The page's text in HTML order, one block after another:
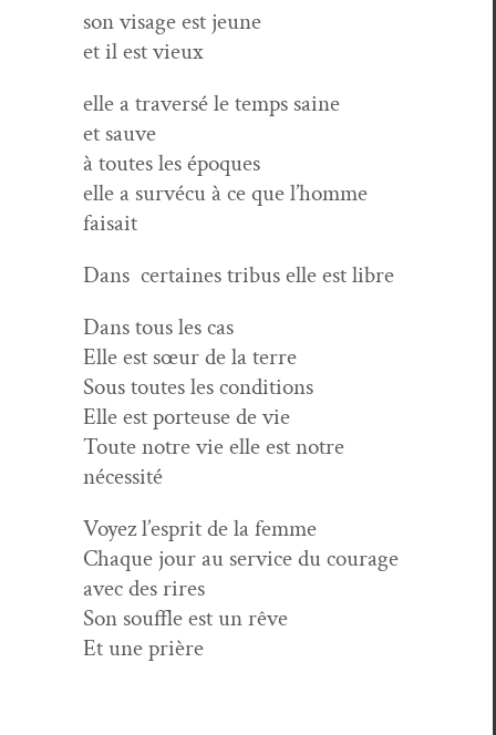
son vis­age est jeune
et il est vieux
elle a tra­ver­sé le temps saine
et sauve
à toutes les époques
elle a survécu à ce que l’homme
faisait
Dans cer­taines tribus elle est libre
Dans tous les cas
Elle est sœur de la terre
Sous toutes les conditions
Elle est por­teuse de vie
Toute notre vie elle est notre
nécessité
Voyez l’esprit de la femme
Chaque jour au ser­vice du courage
avec des rires
Son souf­fle est un rêve
Et une prière